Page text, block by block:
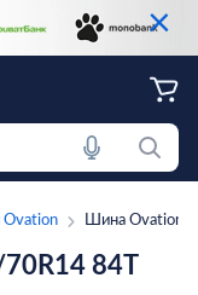
×
Шина Ovation
84T